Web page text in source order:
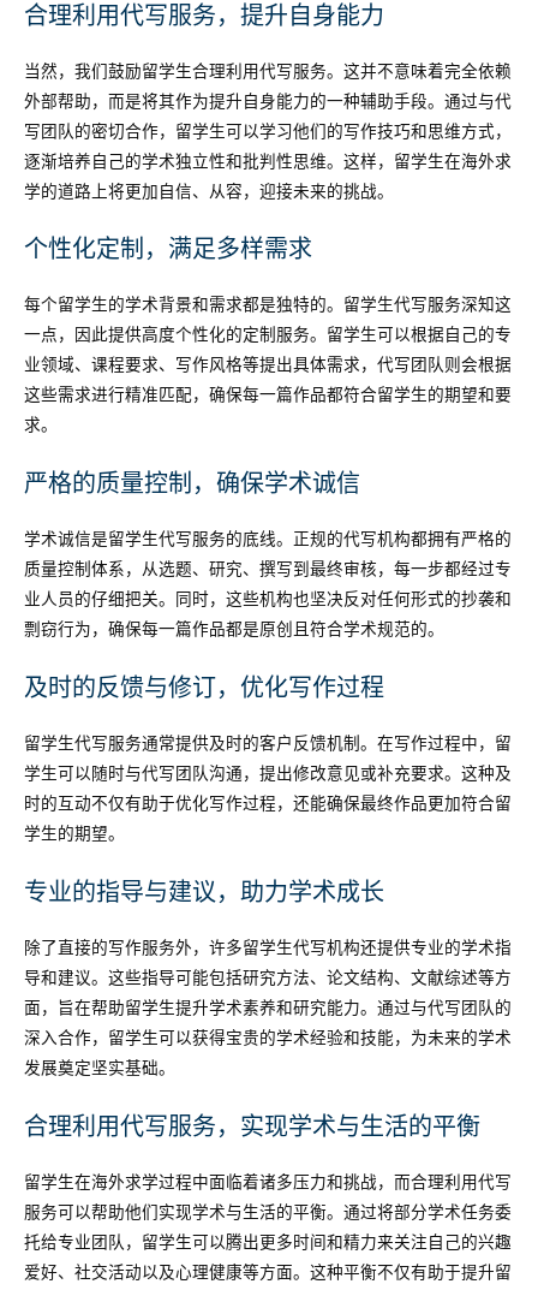
合理利用代写服务，提升自身能力
当然，我们鼓励留学生合理利用代写服务。这并不意味着完全依赖
外部帮助，而是将其作为提升自身能力的一种辅助手段。通过与代
写团队的密切合作，留学生可以学习他们的写作技巧和思维方式，
逐渐培养自己的学术独立性和批判性思维。这样，留学生在海外求
学的道路上将更加自信、从容，迎接未来的挑战。
个性化定制，满足多样需求
每个留学生的学术背景和需求都是独特的。留学生代写服务深知这
一点，因此提供高度个性化的定制服务。留学生可以根据自己的专
业领域、课程要求、写作风格等提出具体需求，代写团队则会根据
这些需求进行精准匹配，确保每一篇作品都符合留学生的期望和要
求。
严格的质量控制，确保学术诚信
学术诚信是留学生代写服务的底线。正规的代写机构都拥有严格的
质量控制体系，从选题、研究、撰写到最终审核，每一步都经过专
业人员的仔细把关。同时，这些机构也坚决反对任何形式的抄袭和
剽窃行为，确保每一篇作品都是原创且符合学术规范的。
及时的反馈与修订，优化写作过程
留学生代写服务通常提供及时的客户反馈机制。在写作过程中，留
学生可以随时与代写团队沟通，提出修改意见或补充要求。这种及
时的互动不仅有助于优化写作过程，还能确保最终作品更加符合留
学生的期望。
专业的指导与建议，助力学术成长
除了直接的写作服务外，许多留学生代写机构还提供专业的学术指
导和建议。这些指导可能包括研究方法、论文结构、文献综述等方
面，旨在帮助留学生提升学术素养和研究能力。通过与代写团队的
深入合作，留学生可以获得宝贵的学术经验和技能，为未来的学术
发展奠定坚实基础。
合理利用代写服务，实现学术与生活的平衡
留学生在海外求学过程中面临着诸多压力和挑战，而合理利用代写
服务可以帮助他们实现学术与生活的平衡。通过将部分学术任务委
托给专业团队，留学生可以腾出更多时间和精力来关注自己的兴趣
爱好、社交活动以及心理健康等方面。这种平衡不仅有助于提升留